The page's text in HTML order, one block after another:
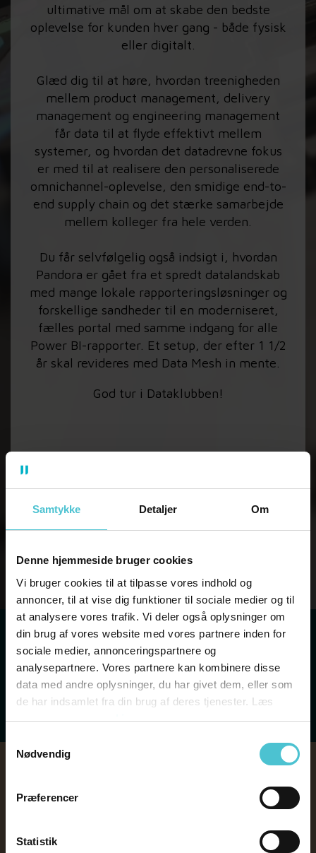
Samtykke Detaljer Om
Denne hjemmeside bruger cookies
Vi bruger cookies til at tilpasse vores indhold og
annoncer, til at vise dig funktioner til sociale medier og til
at analysere vores trafik. Vi deler også oplysninger om
din brug af vores website med vores partnere inden for
sociale medier, annonceringspartnere og
analysepartnere. Vores partnere kan kombinere disse
data med andre oplysninger, du har givet dem, eller som
de har indsamlet fra din brug af deres tjenester. Læs
mere omvores cookies
Samtykkevalg
Nødvendig
Præferencer
Statistik
ultimative mål om at skabe den bedste
oplevelse for kunden hver gang - både fysisk
eller digitalt.
Glæd dig til at høre, hvordan treenigheden
mellem product management, delivery
management og engineering management
får data til at flyde effektivt mellem
systemer, og hvordan det datadrevne fokus
er med til at realisere den personaliserede
omnichannel-oplevelse, den smidige end-to-
end supply chain og det stærke samarbejde
mellem kolleger fra hele verden.
Du får selvfølgelig også indsigt i, hvordan
Pandora er gået fra et spredt datalandskab
med mange lokale rapporteringsløsninger og
forskellige sandheder til en moderniseret,
fælles portal med samme indgang for alle
Power BI-rapporter. Et setup, der efter 1 1/2
år skal revideres med Data Mesh in mente.
God tur i Dataklubben!
Subscribe
Apple Podcasts Spotify
Google Podcasts RSS
Kan vi hjælpe dig?
Hvis du har spørgsmål eller tænker, at tiden er